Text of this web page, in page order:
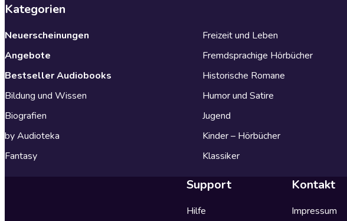
Kategorien
Neuerscheinungen
Angebote
Bestseller Audiobooks
Bildung und Wissen
Biografien
by Audioteka
Fantasy
Freizeit und Leben
Fremdsprachige Hörbücher
Historische Romane
Humor und Satire
Jugend
Kinder – Hörbücher
Klassiker
Support
Hilfe
Kontakt
Impressum